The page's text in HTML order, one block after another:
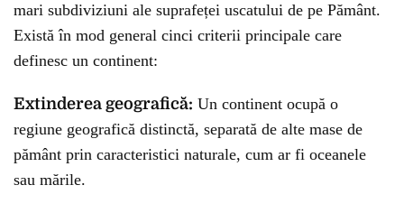
mari subdiviziuni ale suprafeței uscatului de pe Pământ.
Există în mod general cinci criterii principale care
definesc un continent:
Extinderea geografică: Un continent ocupă o
regiune geografică distinctă, separată de alte mase de
pământ prin caracteristici naturale, cum ar fi oceanele
sau mările.